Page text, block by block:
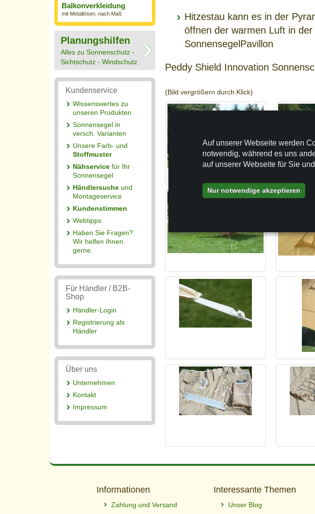
Hitzestau kann es in der
öffnen der warmen Luft in
SonnensegelPavillon
Peddy Shield Innovation
(Bild vergrößern durch Klick)
Balkonverkleidung
mit Metallösen, nach Maß
Planungshilfen
Alles zu Sonnenschutz -
Sichtschutz - Windschutz
Kundenservice
Wissenswertes zu
unseren Produkten
Sonnensegel in
versch. Varianten
Unsere Farb- und
Stoffmuster
Nähservice für Ihr
Sonnensegel
Händlersuche und
Montageservice
Kundenstimmen
Webtipps
Haben Sie Fragen?
Wir helfen Ihnen
gerne.
Für Händler / B2B-
Shop
Händler-Login
Registrierung als
Händler
Über uns
Unternehmen
Kontakt
Impressum
Informationen
Zahlung und Versand
Interessante Themen
Unser Blog
Auf unserer Webseite werden
notwendig, während es uns
auf unserer Webseite für Sie
Nur notwendige akzeptieren